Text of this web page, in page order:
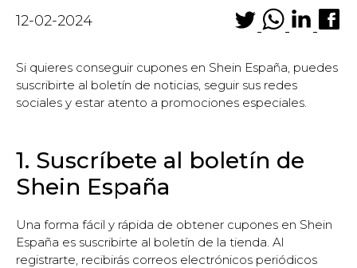
12-02-2024
Si quieres conseguir cupones en Shein España, puedes
suscribirte al boletín de noticias, seguir sus redes
sociales y estar atento a promociones especiales.
1. Suscríbete al boletín de
Shein España
Una forma fácil y rápida de obtener cupones en Shein
España es suscribirte al boletín de la tienda. Al
registrarte, recibirás correos electrónicos periódicos